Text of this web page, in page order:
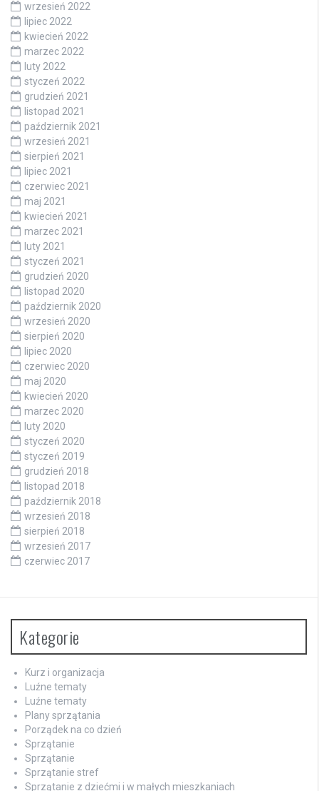
wrzesień 2022
lipiec 2022
kwiecień 2022
marzec 2022
luty 2022
styczeń 2022
grudzień 2021
listopad 2021
październik 2021
wrzesień 2021
sierpień 2021
lipiec 2021
czerwiec 2021
maj 2021
kwiecień 2021
marzec 2021
luty 2021
styczeń 2021
grudzień 2020
listopad 2020
październik 2020
wrzesień 2020
sierpień 2020
lipiec 2020
czerwiec 2020
maj 2020
kwiecień 2020
marzec 2020
luty 2020
styczeń 2020
styczeń 2019
grudzień 2018
listopad 2018
październik 2018
wrzesień 2018
sierpień 2018
wrzesień 2017
czerwiec 2017
Kategorie
Kurz i organizacja
Luźne tematy
Luźne tematy
Plany sprzątania
Porządek na co dzień
Sprzątanie
Sprzątanie
Sprzątanie stref
Sprzątanie z dziećmi i w małych mieszkaniach